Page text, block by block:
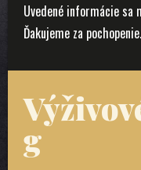
Uvedené informácie sa
Ďakujeme za pochopenie.
g